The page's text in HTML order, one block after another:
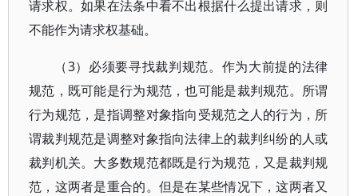
请求权。如果在法条中看不出根据什么提出请求，则
不能作为请求权基础。
（3）必须要寻找裁判规范。作为大前提的法律
规范，既可能是行为规范，也可能是裁判规范。所谓
行为规范，是指调整对象指向受规范之人的行为，所
谓裁判规范是调整对象指向法律上的裁判纠纷的人或
裁判机关。大多数规范都既是行为规范，又是裁判规
范，这两者是重合的。但是在某些情况下，这两者又